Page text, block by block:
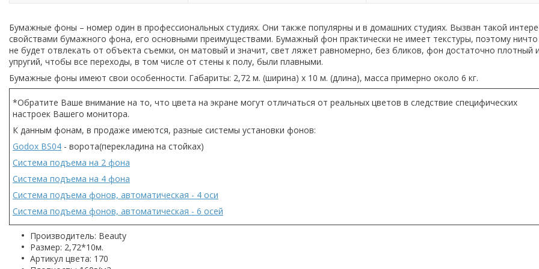
Бумажные фоны – номер один в профессиональных студиях. Они также популярны и в домашних студиях. Вызван такой
свойствами бумажного фона, его основными преимуществами. Бумажный фон практически не имеет текстуры, поэтому ничто
не будет отвлекать от объекта съемки, он матовый и значит, свет ляжет равномерно, без бликов, фон достаточно плотный
упругий, чтобы все переходы, в том числе от стены к полу, были плавными.
Бумажные фоны имеют свои особенности. Габариты: 2,72 м. (ширина) х 10 м. (длина), масса примерно около 6 кг.
*Обратите Ваше внимание на то, что цвета на экране могут отличаться от реальных цветов в следствие специфических
настроек Вашего монитора.
К данным фонам, в продаже имеются, разные системы установки фонов:
Godox BS04 - ворота(перекладина на стойках)
Система подъема на 2 фона
Система подъема на 4 фона
Система подъема фонов, автоматическая - 4 оси
Система подъема фонов, автоматическая - 6 осей
Производитель: Beauty
Размер: 2,72*10м.
Артикул цвета: 170